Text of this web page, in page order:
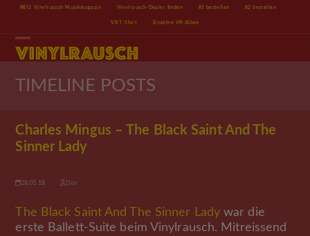
Skip
content
NEU: Vinylrausch Musikmagazin Vinylrausch-Dealer finden #1 bestellen #2 bestellen
VR T-Shirt Einzelne VR-Alben
Open
mobile
menu
Close
mobile
menu
TIMELINE POSTS
Charles Mingus – The Black Saint And The
Sinner Lady
28.05.18 Don
The Black Saint And The Sinner Ladywar die
erste Ballett-Suite beim Vinylrausch. Mitreissend